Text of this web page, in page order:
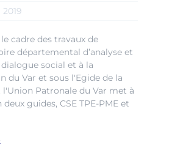
2019
cadre des travaux de
départemental d’analyse et
dialogue social et à la
du Var et sous l'Egide de la
l'Union Patronale du Var met à
guides, CSE TPE-PME et